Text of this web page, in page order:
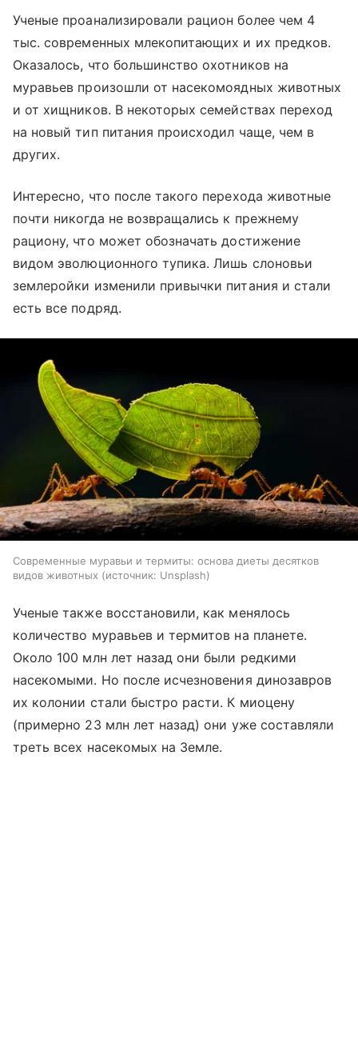
Ученые проанализировали рацион более чем 4
тыс. современных млекопитающих и их предков.
Оказалось, что большинство охотников на
муравьев произошли от насекомоядных животных
и от хищников. В некоторых семействах переход
на новый тип питания происходил чаще, чем в
других.
Интересно, что после такого перехода животные
почти никогда не возвращались к прежнему
рациону, что может обозначать достижение
видом эволюционного тупика. Лишь слоновьи
землеройки изменили привычки питания и стали
есть все подряд.
Современные муравьи и термиты: основа диеты десятков
видов животных
источник: Unsplash
Ученые также восстановили, как менялось
количество муравьев и термитов на планете.
Около 100 млн лет назад они были редкими
насекомыми. Но после исчезновения динозавров
их колонии стали быстро расти. К миоцену
(примерно 23 млн лет назад) они уже составляли
треть всех насекомых на Земле.